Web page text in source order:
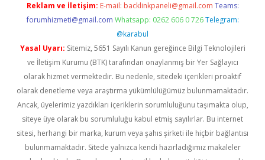
Reklam ve İletişim: E-mail: backlinkpaneli@gmail.com Teams:
forumhizmeti@gmail.com Whatsapp: 0262 606 0 726 Telegram:
@karabul
Yasal Uyarı: Sitemiz, 5651 Sayılı Kanun gereğince Bilgi Teknolojileri
ve İletişim Kurumu (BTK) tarafından onaylanmış bir Yer Sağlayıcı
olarak hizmet vermektedir. Bu nedenle, sitedeki içerikleri proaktif
olarak denetleme veya araştırma yükümlülüğümüz bulunmamaktadır.
Ancak, üyelerimiz yazdıkları içeriklerin sorumluluğunu taşımakta olup,
siteye üye olarak bu sorumluluğu kabul etmiş sayılırlar. Bu internet
sitesi, herhangi bir marka, kurum veya şahıs şirketi ile hiçbir bağlantısı
bulunmamaktadır. Sitede yalnızca kendi hazırladığımız makaleler